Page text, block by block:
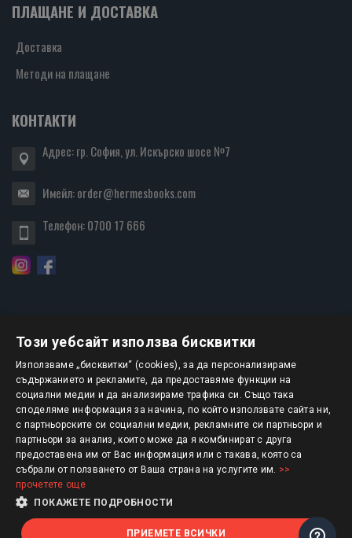
ПЛАЩАНЕ И ДОСТАВКА
Доставка
Методи на плащане
КОНТАКТИ
Адрес: гр. София, ул. Искърско шосе №7
Имейл:order@hermesbooks.com
Телефон:0700 17 666
БЮЛЕТИН
АБОНИРАНЕ
Авторско право © 2025 HERMESBOOKS.BG
1 EUR = 1.95583 BGN
Този уебсайт използва бисквитки
Използваме „бисквитки“ (cookies), за да персонализираме
съдържанието и рекламите, да предоставяме функции на
социални медии и да анализираме трафика си. Също така
споделяме информация за начина, по който използвате сайта ни,
с партньорските си социални медии, рекламните си партньори и
партньори за анализ, които може да я комбинират с друга
предоставена им от Вас информация или с такава, която са
събрали от ползването от Ваша страна на услугите им. >>
прочетете още
ПОКАЖЕТЕ ПОДРОБНОСТИ
ПРИЕМЕТЕ ВСИЧКИ